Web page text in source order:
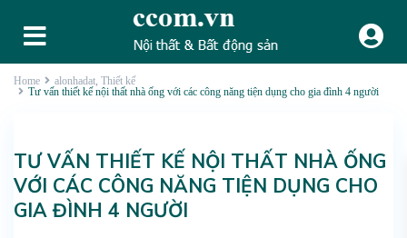
Home alonhadat, Thiết kế
Tư vấn thiết kế nội thất nhà ống với các công năng tiện dụng cho gia đình 4 người
TƯ VẤN THIẾT KẾ NỘI THẤT NHÀ ỐNG
VỚI CÁC CÔNG NĂNG TIỆN DỤNG CHO
GIA ĐÌNH 4 NGƯỜI